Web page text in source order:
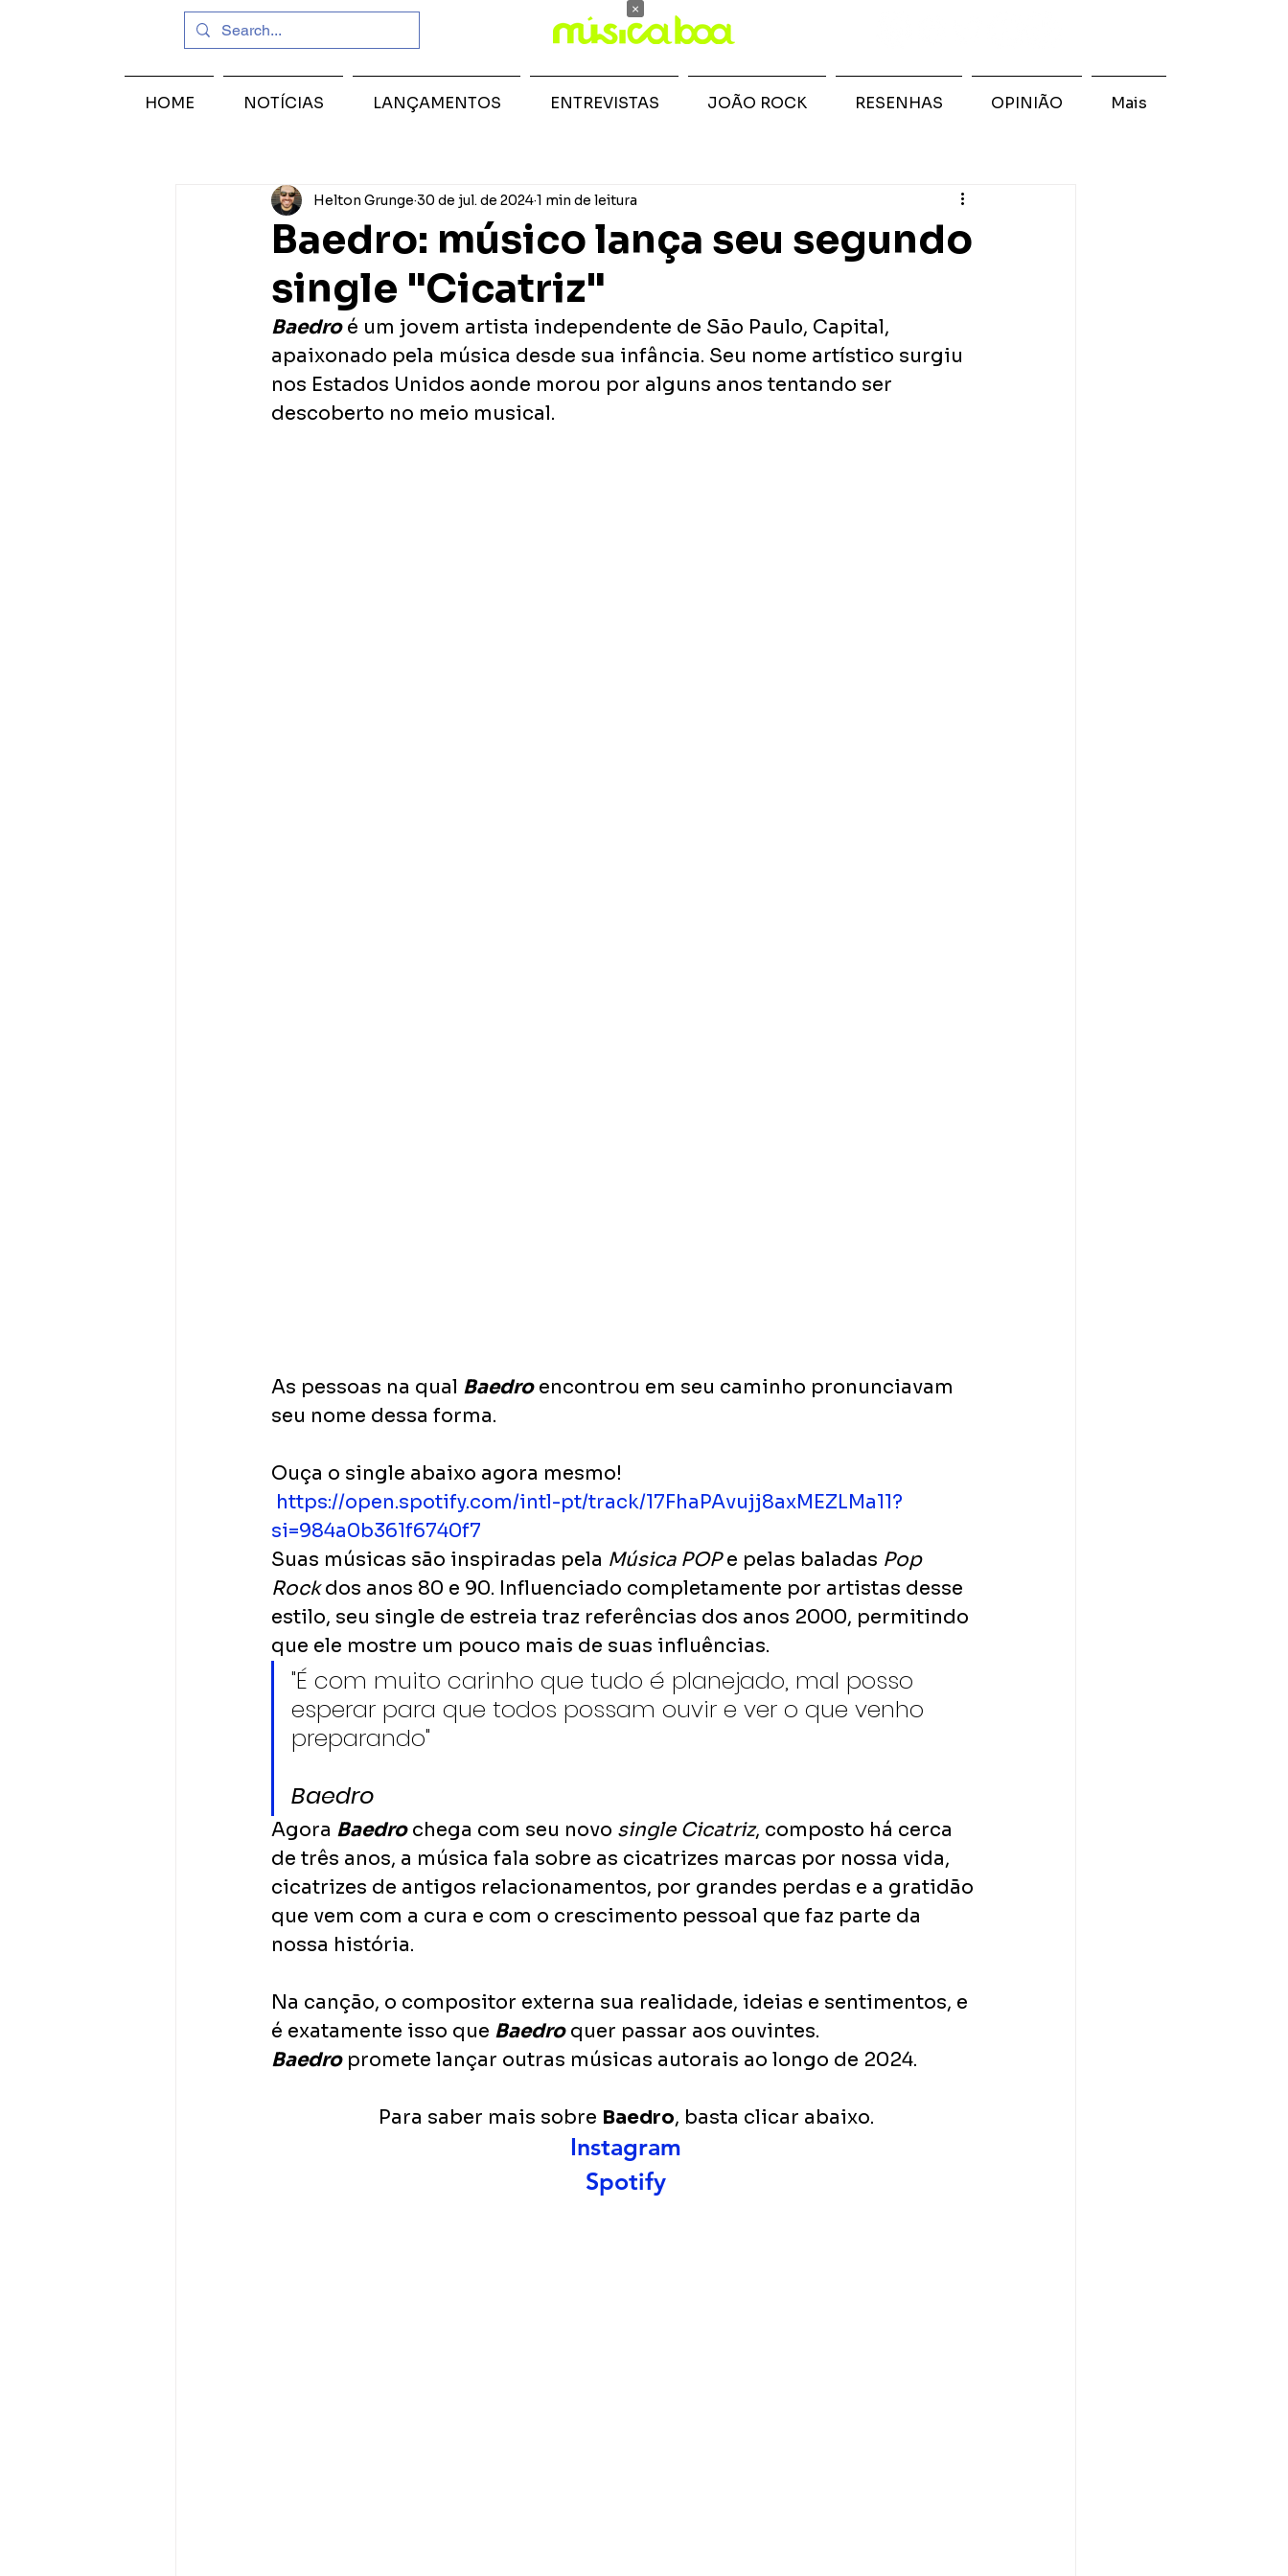
Baedro: músico lança seu segundo
single "Cicatriz"
Helton Grunge 30 de jul. de 20241 min de leitura
Baedro é um jovem artista independente de São Paulo, Capital,
apaixonado pela música desde sua infância. Seu nome artístico surgiu
nos Estados Unidos aonde morou por alguns anos tentando ser
descoberto no meio musical.
As pessoas na qual Baedro encontrou em seu caminho pronunciavam
seu nome dessa forma.
Ouça o single abaixo agora mesmo!
https://open.spotify.com/intl-pt/track/17FhaPAvujj8axMEZLMa11?
si=984a0b361f6740f7
Suas músicas são inspiradas pela Música POP e pelas baladas Pop
Rock dos anos 80 e 90. Influenciado completamente por artistas desse
estilo, seu single de estreia traz referências dos anos 2000, permitindo
que ele mostre um pouco mais de suas influências.
"É com muito carinho que tudo é planejado, mal posso
esperar para que todos possam ouvir e ver o que venho
preparando"
Baedro
Agora Baedro chega com seu novo single Cicatriz, composto há cerca
de três anos, a música fala sobre as cicatrizes marcas por nossa vida,
cicatrizes de antigos relacionamentos, por grandes perdas e a gratidão
que vem com a cura e com o crescimento pessoal que faz parte da
nossa história.
Na canção, o compositor externa sua realidade, ideias e sentimentos, e
é exatamente isso que Baedro quer passar aos ouvintes.
Baedro promete lançar outras músicas autorais ao longo de 2024.
Para saber mais sobre Baedro, basta clicar abaixo.
Instagram
Spotify
HOME NOTÍCIAS LANÇAMENTOS ENTREVISTAS JOÃO ROCK RESENHAS OPINIÃO Mais
×